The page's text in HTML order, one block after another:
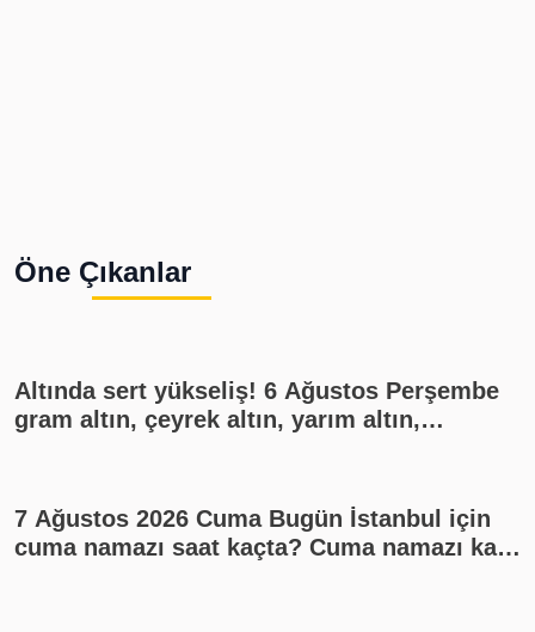
Öne Çıkanlar
Altında sert yükseliş! 6 Ağustos Perşembe
gram altın, çeyrek altın, yarım altın,
7 Ağustos 2026 Cuma Bugün İstanbul için
cuma namazı saat kaçta? Cuma namazı kaç